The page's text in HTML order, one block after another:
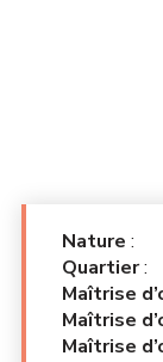
Nature:
Quartier:
Maîtrise
Maîtrise
Maîtrise